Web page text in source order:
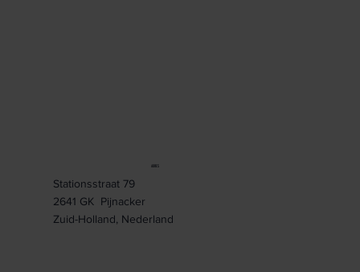
ADRES
Stationsstraat 79
2641 GK Pijnacker
Zuid-Holland, Nederland